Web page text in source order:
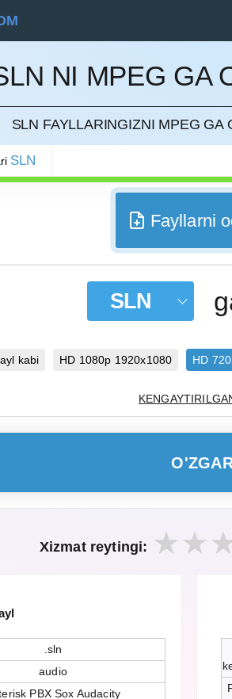
NI MPEG GA
SLN FAYLLARINGIZNI MPEG GA
SLN
QILISH
Fayllarni
SLN
kabi HD 1080p 1920x1080 HD
Xizmat reytingi:
.sln
audio
PBX Sox Audacity